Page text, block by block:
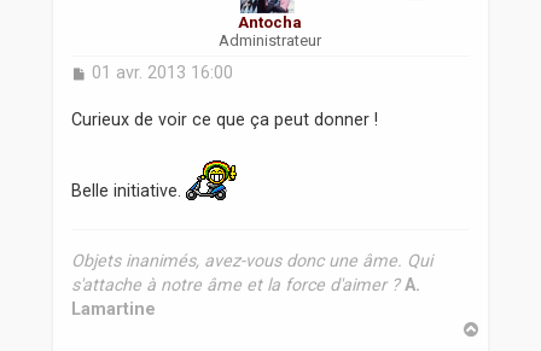
Antocha
Administrateur
M
s
e
01 avr. 2013 16:00
Curieux de voir ce que ça peut donner !
Belle initiative.
Objets inanimés, avez-vous donc une âme. Qui
s'attache à notre âme et la force d'aimer ? A.
Lamartine